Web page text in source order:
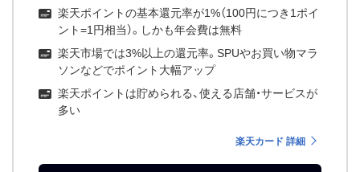
楽天ポイントの基本還元率が1%（100円につき1ポイ
ント=1円相当）。しかも年会費は無料
楽天市場では3%以上の還元率。SPUやお買い物マラ
ソンなどでポイント大幅アップ
楽天ポイントは貯められる、使える店舗・サービスが
多い
楽天カード 詳細